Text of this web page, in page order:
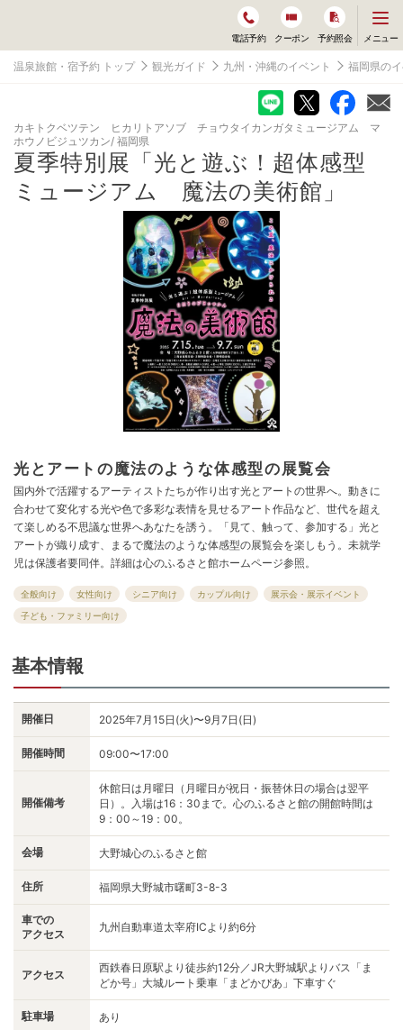
電話予約 クーポン 予約照会
ニ
ー
開
く
メニュー
温泉旅館・宿予約 トップ 観光ガイド 九州・沖縄のイベント 福岡県の
カキトクベツテン ヒカリトアソブ チョウタイカンガタミュージアム マ
ホウノビジュツカン 福岡県
夏季特別展「光と遊ぶ！超体感型
ミュージアム 魔法の美術館」
光とアートの魔法のような体感型の展覧会
国内外で活躍するアーティストたちが作り出す光とアートの世界へ。動きに
合わせて変化する光や色で多彩な表情を見せるアート作品など、世代を超え
て楽しめる不思議な世界へあなたを誘う。「見て、触って、参加する」光と
アートが織り成す、まるで魔法のような体感型の展覧会を楽しもう。未就学
児は保護者要同伴。詳細は心のふるさと館ホームページ参照。
全般向け 女性向け シニア向け カップル向け
展示会・展示イベント
子ども・ファミリー向け
基本情報
開催日 2025年7月15日(火)〜9月7日(日)
開催時間 09:00〜17:00
開催備考
休館日は月曜日（月曜日が祝日・振替休日の場合は翌平
日）。入場は16：30まで。心のふるさと館の開館時間は
9：00～19：00。
会場 大野城心のふるさと館
住所 福岡県大野城市曙町3-8-3
車での
アクセス
九州自動車道太宰府ICより約6分
アクセス
西鉄春日原駅より徒歩約12分／JR大野城駅よりバス「ま
どか号」大城ルート乗車「まどかぴあ」下車すぐ
駐車場 あり